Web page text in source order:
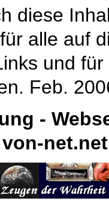
diese
alle auf
und
Feb.
-
von-net.net